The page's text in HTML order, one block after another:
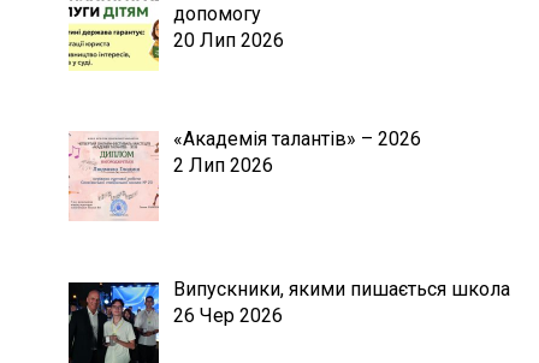
допомогу
20 Лип 2026
«Академія талантів» – 2026
2 Лип 2026
Випускники, якими пишається школа
26 Чер 2026